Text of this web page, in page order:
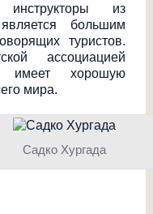
инструкторы из
большим
туристов.
ассоциацией
имеет хорошую
мира.
Садко Хургада